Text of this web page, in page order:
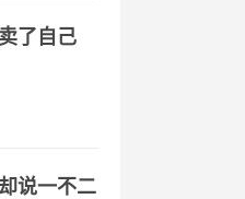
了自己
说一不二